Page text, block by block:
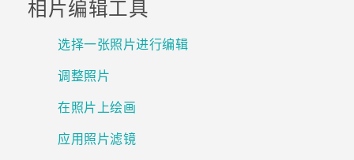
在线客服
相片编辑工具
选择一张照片进行编辑
调整照片
在照片上绘画
应用照片滤镜